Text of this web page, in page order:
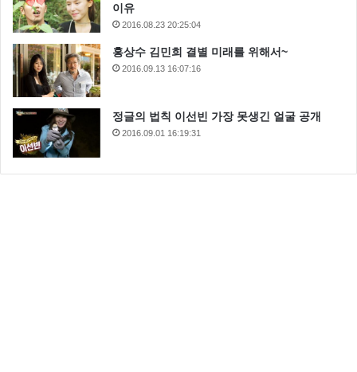
이유
2016.08.23 20:25:04
홍상수 김민희 결별 미래를 위해서~
2016.09.13 16:07:16
정글의 법칙 이선빈 가장 못생긴 얼굴 공개
2016.09.01 16:19:31